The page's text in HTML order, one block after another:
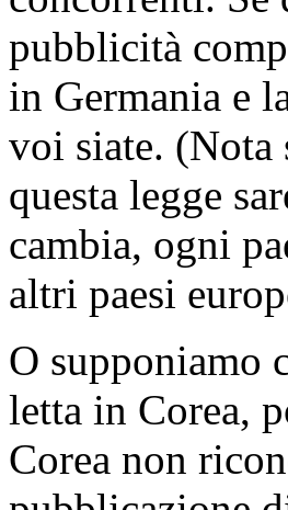
pubblicità
in Germania e
voi siate. (Nota
questa legge
cambia, ogni
altri paesi
O supponiamo
letta in Corea,
Corea non